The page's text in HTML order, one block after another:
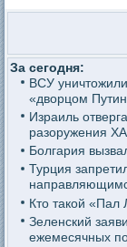
За сегодня:
ВСУ
«дворцом
Израиль
разоружения
Болгария
Турция
Кто такой «Пал
Зеленский
ежемесячных